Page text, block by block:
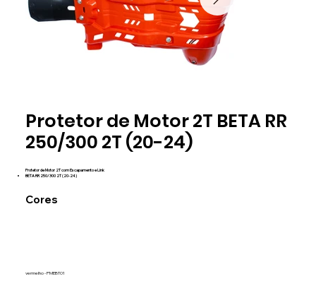
PMEBT01 PMEBT01
Protetor de Motor 2T BETA RR
250/300 2T (20-24)
Protetor de Motor 2T com Escapamento e Link
BETA RR 250/300 2T (20-24)
Cores
vermelho - PMEBT01